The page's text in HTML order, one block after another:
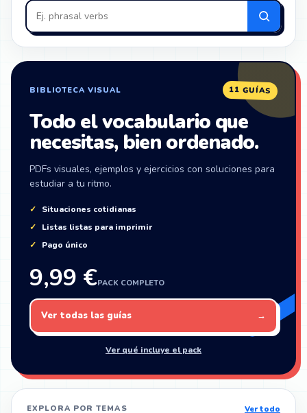
Buscar
en
ZonaIngles
BIBLIOTECA VISUAL 11 GUÍAS
Todo el vocabulario que
necesitas, bien ordenado.
PDFs visuales, ejemplos y ejercicios con soluciones para
estudiar a tu ritmo.
Situaciones cotidianas
Listas listas para imprimir
Pago único
9,99 €PACK COMPLETO
Ver todas las guías →
Ver qué incluye el pack
EXPLORA POR TEMAS Ver todo